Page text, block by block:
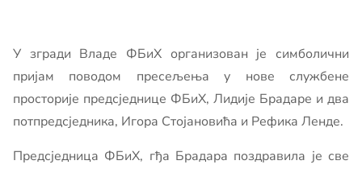
У згради Владе ФБиХ организован је симболични
пријам поводом пресељења у нове службене
просторије предсједнице ФБиХ, Лидије Брадаре и два
потпредсједника, Игора Стојановића и Рефика Ленде.
Предсједница ФБиХ, гђа Брадара поздравила је све